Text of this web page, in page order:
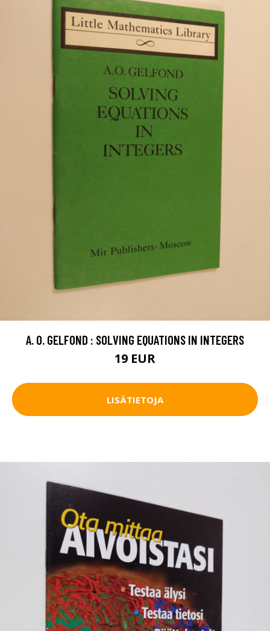
A. O. GELFOND : SOLVING EQUATIONS IN INTEGERS
19 EUR
LISÄTIETOJA